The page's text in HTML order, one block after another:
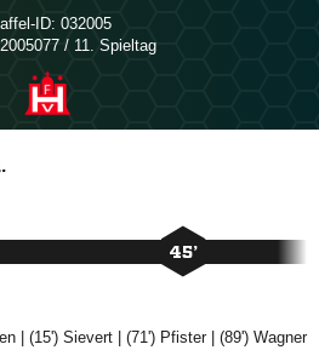
ID: 032005
/ 11. Spieltag
45’
| (15')  | (71') | (89') 